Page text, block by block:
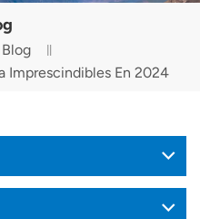
Blog
Imprescindibles En 2024